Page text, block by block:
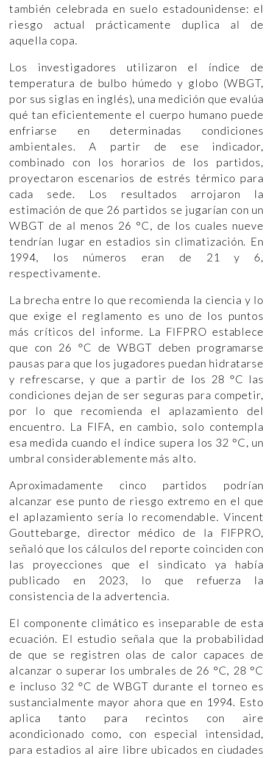
también celebrada en suelo estadounidense: el
riesgo actual prácticamente duplica al de
aquella copa.
Los investigadores utilizaron el índice de
temperatura de bulbo húmedo y globo (WBGT,
por sus siglas en inglés), una medición que evalúa
qué tan eficientemente el cuerpo humano puede
enfriarse en determinadas condiciones
ambientales. A partir de ese indicador,
combinado con los horarios de los partidos,
proyectaron escenarios de estrés térmico para
cada sede. Los resultados arrojaron la
estimación de que 26 partidos se jugarían con un
WBGT de al menos 26 °C, de los cuales nueve
tendrían lugar en estadios sin climatización. En
1994, los números eran de 21 y 6,
respectivamente.
La brecha entre lo que recomienda la ciencia y lo
que exige el reglamento es uno de los puntos
más críticos del informe. La FIFPRO establece
que con 26 °C de WBGT deben programarse
pausas para que los jugadores puedan hidratarse
y refrescarse, y que a partir de los 28 °C las
condiciones dejan de ser seguras para competir,
por lo que recomienda el aplazamiento del
encuentro. La FIFA, en cambio, solo contempla
esa medida cuando el índice supera los 32 °C, un
umbral considerablemente más alto.
Aproximadamente cinco partidos podrían
alcanzar ese punto de riesgo extremo en el que
el aplazamiento sería lo recomendable. Vincent
Gouttebarge, director médico de la FIFPRO,
señaló que los cálculos del reporte coinciden con
las proyecciones que el sindicato ya había
publicado en 2023, lo que refuerza la
consistencia de la advertencia.
El componente climático es inseparable de esta
ecuación. El estudio señala que la probabilidad
de que se registren olas de calor capaces de
alcanzar o superar los umbrales de 26 °C, 28 °C
e incluso 32 °C de WBGT durante el torneo es
sustancialmente mayor ahora que en 1994. Esto
aplica tanto para recintos con aire
acondicionado como, con especial intensidad,
para estadios al aire libre ubicados en ciudades